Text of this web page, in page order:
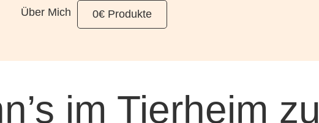
Über Mich 0€ Produkte
im Tierheim zu